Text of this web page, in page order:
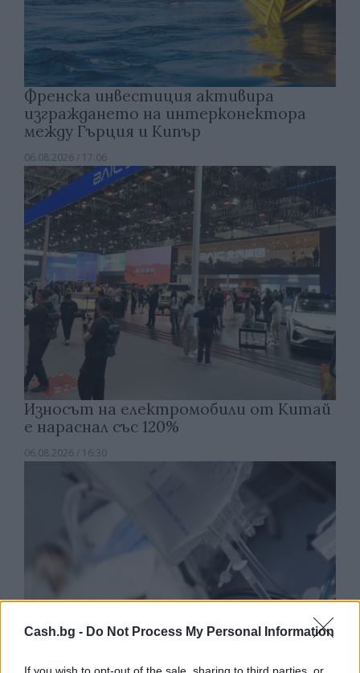
Cash.bg - Do Not Process My Personal Information
If you wish to opt-out of the sale, sharing to third parties, or
Френска инвестиция активира
изграждането на интерконектора
между Гърция и Кипър
06.08.2026 / 17:06
Износът на електромобили от Китай
е нараснал със 120%
06.08.2026 / 16:30